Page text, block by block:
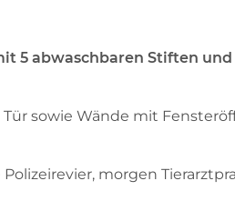
5 abwaschbaren Stiften
Tür sowie Wände mit
morgen